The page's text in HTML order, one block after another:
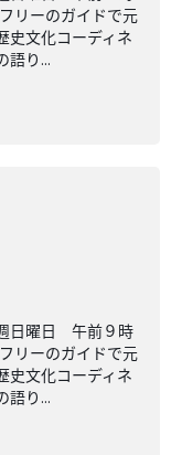
リーのガイドで元
史文化コーディネ
語り...
日曜日 午前９時
リーのガイドで元
史文化コーディネ
語り...